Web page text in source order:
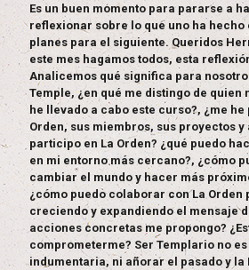
Es un buen momento para pararse a
reflexionar sobre lo que uno ha hecho
planes para el siguiente. Queridos
este mes hagamos todos, esta
Analicemos qué significa para
Temple, ¿en qué me distingo de quien
he llevado a cabo este curso?, ¿me
Orden, sus miembros, sus proyectos
participo en La Orden? ¿qué puedo
en mi entorno más cercano?, ¿cómo
cambiar el mundo y hacer más
¿cómo puedo colaborar con La Orden
creciendo y expandiendo el mensaje
acciones concretas me propongo?
comprometerme? Ser Templario no
indumentaria, ni añorar el pasado y la